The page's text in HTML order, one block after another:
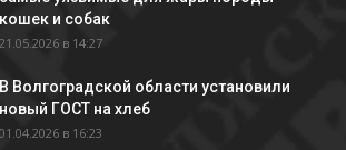
кошек и собак
21.05.2026 в 14:27
В Волгоградской области установили
новый ГОСТ на хлеб
01.04.2026 в 16:23